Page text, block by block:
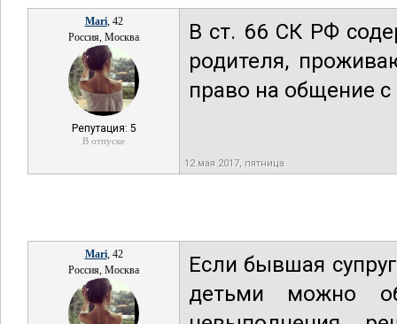
Mari, 42
Россия, Москва
Репутация: 5
В отпуске
В ст. 66 СК РФ
родителя,
право на общение с
12 мая 2017, пятница
Mari, 42
Россия, Москва
Если бывшая
детьми можно